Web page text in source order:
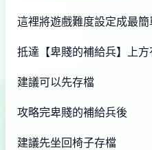
這裡將遊戲難度設定成最
抵達【卑賤的補給兵】上
建議可以先存檔
攻略完卑賤的補給兵後
建議先坐回椅子存檔